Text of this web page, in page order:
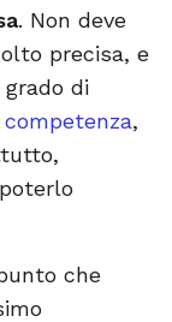
. Non deve
precisa, e
di
,
che